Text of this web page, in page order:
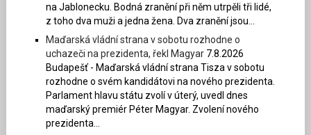
na Jablonecku. Bodná zranění při něm utrpěli tři lidé,
z toho dva muži a jedna žena. Dva zranění jsou...
Maďarská vládní strana v sobotu rozhodne o
uchazeči na prezidenta, řekl Magyar 7.8.2026
Budapešť - Maďarská vládní strana Tisza v sobotu
rozhodne o svém kandidátovi na nového prezidenta.
Parlament hlavu státu zvolí v úterý, uvedl dnes
maďarský premiér Péter Magyar. Zvolení nového
prezidenta...